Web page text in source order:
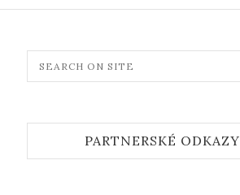
PARTNERSKÉ ODKAZY